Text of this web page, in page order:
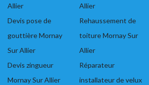
Allier
Devis pose de
gouttière Mornay
Sur Allier
Devis zingueur
Mornay Sur Allier
Allier
Rehaussement de
toiture Mornay Sur
Allier
Réparateur
installateur de velux